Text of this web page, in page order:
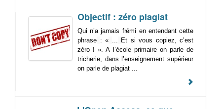
Objectif : zéro plagiat
Qui n’a jamais frémi en entendant cette
phrase : « ... Et si vous copiez, c’est
zéro ! ». A l’école primaire on parle de
tricherie, dans l’enseignement supérieur
on parle de plagiat ...